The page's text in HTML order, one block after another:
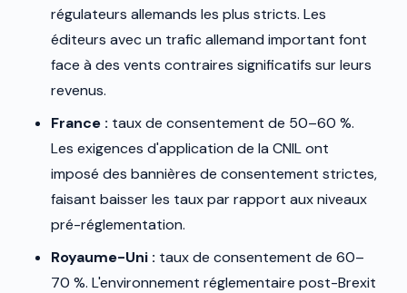
régulateurs allemands les plus stricts. Les
éditeurs avec un trafic allemand important font
face à des vents contraires significatifs sur leurs
revenus.
France : taux de consentement de 50–60 %.
Les exigences d'application de la CNIL ont
imposé des bannières de consentement strictes,
faisant baisser les taux par rapport aux niveaux
pré-réglementation.
Royaume-Uni : taux de consentement de 60–
70 %. L'environnement réglementaire post-Brexit